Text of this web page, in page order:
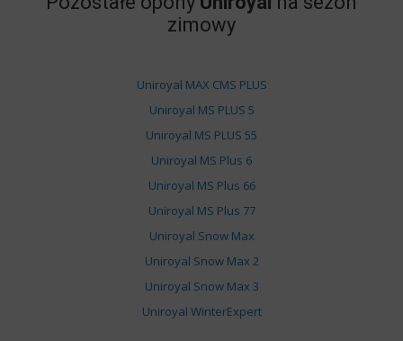
zimowy
Uniroyal MAX CMS PLUS
Uniroyal MS PLUS 5
Uniroyal MS PLUS 55
Uniroyal MS Plus 6
Uniroyal MS Plus 66
Uniroyal MS Plus 77
Uniroyal Snow Max
Uniroyal Snow Max 2
Uniroyal Snow Max 3
Uniroyal WinterExpert